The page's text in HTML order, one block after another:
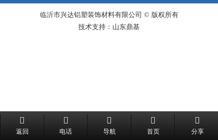
临沂市兴达铝塑装饰材料有限公司 © 版权所有
技术支持：山东鼎基
返回 电话 导航 首页 分享